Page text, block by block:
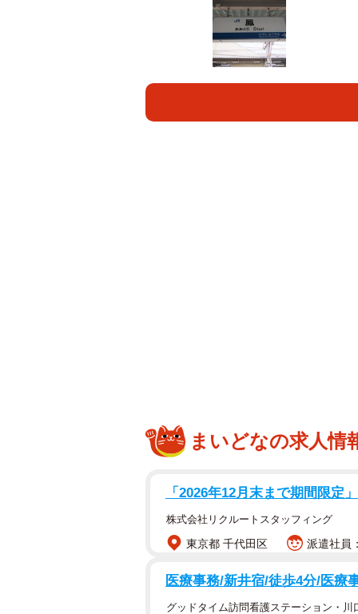
まいどなの求人情
「2026年12月末まで期間限定
株式会社リクルートスタッフィング
東京都 千代田区 派遣社員
医療事務/新井宿/徒歩4分/医療
グッドタイム訪問看護ステーション・川